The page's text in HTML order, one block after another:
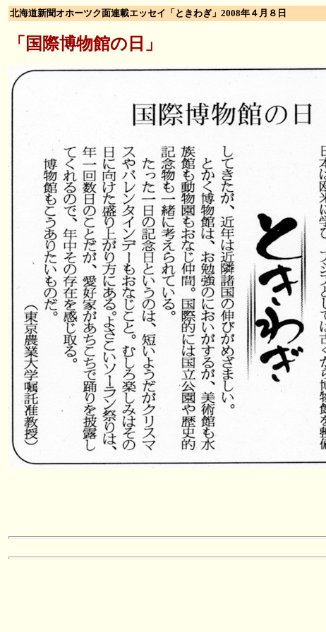
北海道新聞オホーツク面連載エッセイ「ときわぎ」2008年４月８日
「国際博物館の日」